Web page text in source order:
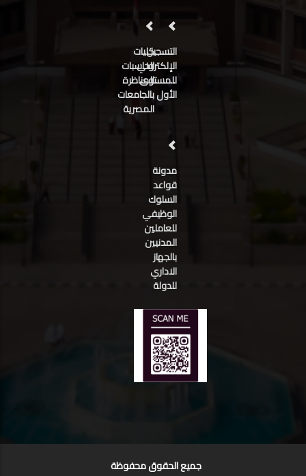
التسجيل
الإلكتروني
للمستوى
الأول
كليات
الحاسبات
المناظرة
بالجامعات
المصرية
مدونة
قواعد
السلوك
الوظيفي
للعاملين
المدنيين
بالجهاز
الاداري
للدولة
جميع الحقوق محفوظة